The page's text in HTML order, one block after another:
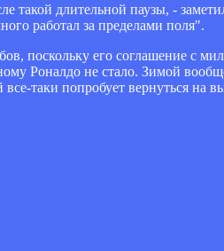
такой длительной паузы, -
работал за пределами поля".
поскольку его соглашение с
Роналдо не стало. Зимой
все-таки попробует вернуться